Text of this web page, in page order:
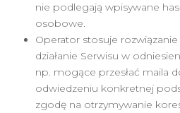
nie podlegają wpisywane
osobowe.
Operator stosuje
działanie Serwisu w
np. mogące przesłać maila
odwiedzeniu konkretnej
zgodę na otrzymywanie